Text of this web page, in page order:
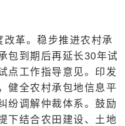
革。稳步推进农村承
包到期后再延长30年试
点工作指导意见。印发
健全农村承包地信息平
纷调解仲裁体系。鼓励
下结合农田建设、土地